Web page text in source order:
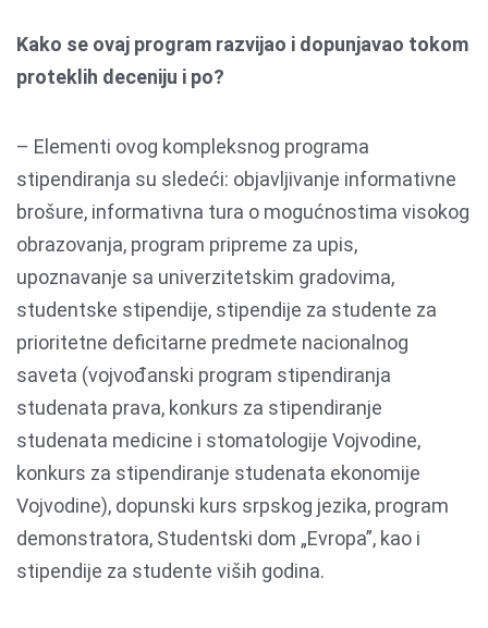
Kako se ovaj program razvijao i dopunjavao tokom
proteklih deceniju i po?
– Elementi ovog kompleksnog programa
stipendiranja su sledeći: objavljivanje informativne
brošure, informativna tura o mogućnostima visokog
obrazovanja, program pripreme za upis,
upoznavanje sa univerzitetskim gradovima,
studentske stipendije, stipendije za studente za
prioritetne deficitarne predmete nacionalnog
saveta (vojvođanski program stipendiranja
studenata prava, konkurs za stipendiranje
studenata medicine i stomatologije Vojvodine,
konkurs za stipendiranje studenata ekonomije
Vojvodine), dopunski kurs srpskog jezika, program
demonstratora, Studentski dom „Evropa”, kao i
stipendije za studente viših godina.